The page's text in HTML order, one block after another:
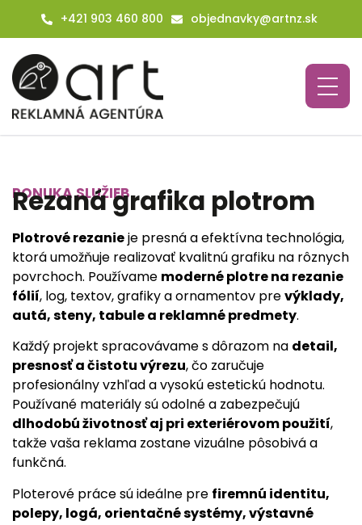
+421 903 460 800 objednavky@artnz.sk
PONUKA SLUŽIEB
Rezaná grafika plotrom
Plotrové rezanieje presná a efektívna technológia,
ktorá umožňuje realizovať kvalitnú grafiku na rôznych
povrchoch. Používame moderné plotre na rezanie
fólií, log, textov, grafiky a ornamentov prevýklady,
autá, steny, tabule a reklamné predmety.
Každý projekt spracovávame s dôrazom na detail,
presnosť a čistotu výrezu, čo zaručuje
profesionálny vzhľad a vysokú estetickú hodnotu.
Používané materiály sú odolné a zabezpečujú
dlhodobú životnosť aj pri exteriérovom použití,
takže vaša reklama zostane vizuálne pôsobivá a
funkčná.
Ploterové práce sú ideálne pre firemnú identitu,
polepy, logá, orientačné systémy, výstavné